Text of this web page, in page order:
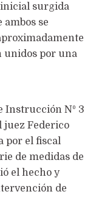
surgida
se
unidos por una
Instrucción Nº 3
juez Federico
por el fiscal
de medidas de
el hecho y
de